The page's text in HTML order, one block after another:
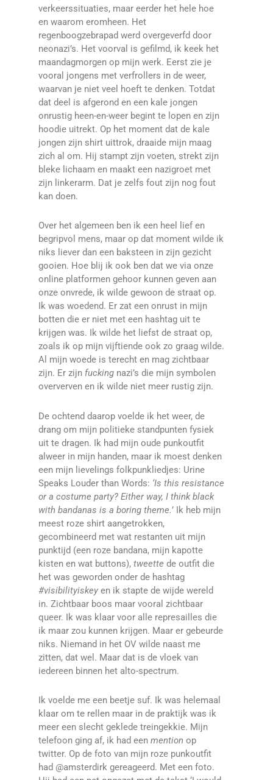
verkeerssituaties, maar eerder het hele hoe
en waarom eromheen. Het
regenboogzebrapad werd overgeverfd door
neonazi’s. Het voorval is gefilmd, ik keek het
maandagmorgen op mijn werk. Eerst zie je
vooral jongens met verfrollers in de weer,
waarvan je niet veel hoeft te denken. Totdat
dat deel is afgerond en een kale jongen
onrustig heen-en-weer begint te lopen en zijn
hoodie uitrekt. Op het moment dat de kale
jongen zijn shirt uittrok, draaide mijn maag
zich al om. Hij stampt zijn voeten, strekt zijn
bleke lichaam en maakt een nazigroet met
zijn linkerarm. Dat je zelfs fout zijn nog fout
kan doen.
Over het algemeen ben ik een heel lief en
begripvol mens, maar op dat moment wilde ik
niks liever dan een baksteen in zijn gezicht
gooien. Hoe blij ik ook ben dat we via onze
online platformen gehoor kunnen geven aan
onze onvrede, ik wilde gewoon de straat op.
Ik was woedend. Er zat een onrust in mijn
botten die er niet met een hashtag uit te
krijgen was. Ik wilde het liefst de straat op,
zoals ik op mijn vijftiende ook zo graag wilde.
Al mijn woede is terecht en mag zichtbaar
zijn. Er zijn fuckingnazi’s die mijn symbolen
oververven en ik wilde niet meer rustig zijn.
De ochtend daarop voelde ik het weer, de
drang om mijn politieke standpunten fysiek
uit te dragen. Ik had mijn oude punkoutfit
alweer in mijn handen, maar ik moest denken
een mijn lievelings folkpunkliedjes: Urine
Speaks Louder than Words: ‘Is this resistance
or a costume party? Either way, I think black
with bandanas is a boring theme.’ Ik heb mijn
meest roze shirt aangetrokken,
gecombineerd met wat restanten uit mijn
punktijd (een roze bandana, mijn kapotte
kisten en wat buttons), tweette de outfit die
het was geworden onder de hashtag
#visibilityiskey en ik stapte de wijde wereld
in. Zichtbaar boos maar vooral zichtbaar
queer. Ik was klaar voor alle represailles die
ik maar zou kunnen krijgen. Maar er gebeurde
niks. Niemand in het OV wilde naast me
zitten, dat wel. Maar dat is de vloek van
iedereen binnen het alto-spectrum.
Ik voelde me een beetje suf. Ik was helemaal
klaar om te rellen maar in de praktijk was ik
meer een slecht geklede treingekkie. Mijn
telefoon ging af, ik had een mention op
twitter. Op de foto van mijn roze punkoutfit
had @amsterdirk gereageerd. Met een foto.